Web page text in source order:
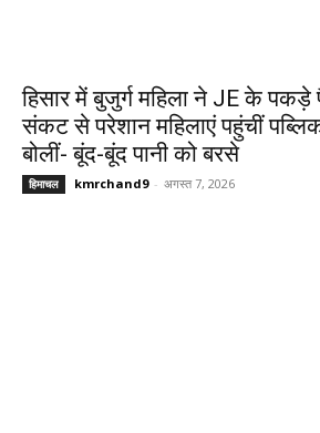
हिसार में बुजुर्ग महिला ने JE के
संकट से परेशान महिलाएं पहुंचीं
बोलीं- बूंद-बूंद पानी को बरसे
हिमाचल kmrchand9 - अगस्त 7, 2026